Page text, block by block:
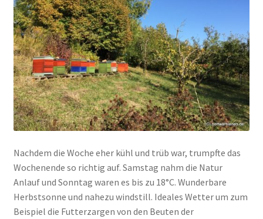
Nachdem die Woche eher kühl und trüb war, trumpfte das
Wochenende so richtig auf. Samstag nahm die Natur
Anlauf und Sonntag waren es bis zu 18°C. Wunderbare
Herbstsonne und nahezu windstill. Ideales Wetter um zum
Beispiel die Futterzargen von den Beuten der